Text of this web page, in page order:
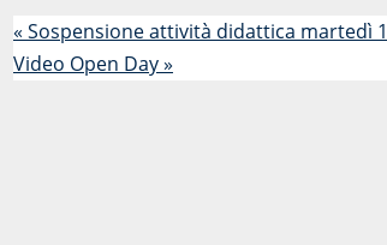
« Sospensione attività didattica martedì
Video Open Day»